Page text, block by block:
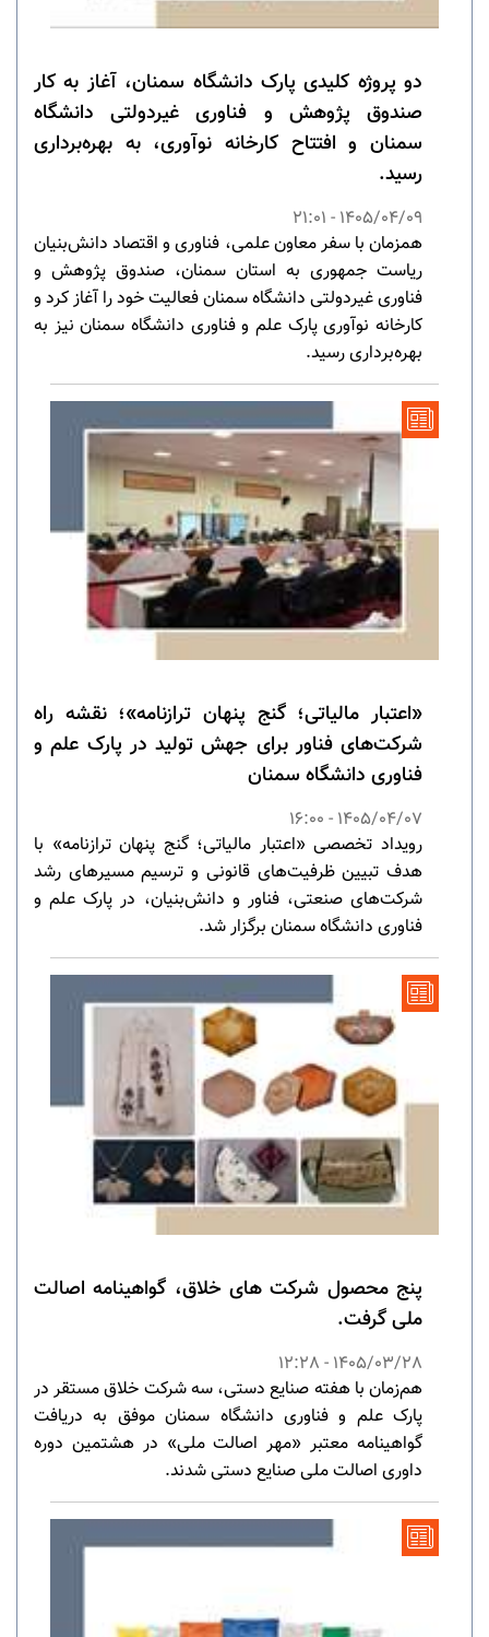
دو پروژه کلیدی پارک دانشگاه سمنان، آغاز به کار
صندوق پژوهش و فناوری غیردولتی دانشگاه
سمنان و افتتاح کارخانه نوآوری، به بهره‌برداری
رسید.
1405/04/09 - 21:01
همزمان با سفر معاون علمی، فناوری و اقتصاد دانش‌بنیان
ریاست جمهوری به استان سمنان، صندوق پژوهش و
فناوری غیردولتی دانشگاه سمنان فعالیت خود را آغاز کرد و
کارخانه نوآوری پارک علم و فناوری دانشگاه سمنان نیز به
بهره‌برداری رسید.
«اعتبار مالیاتی؛ گنج پنهان ترازنامه»؛ نقشه راه
شرکت‌های فناور برای جهش تولید در پارک علم و
فناوری دانشگاه سمنان
1405/04/07 - 16:00
رویداد تخصصی «اعتبار مالیاتی؛ گنج پنهان ترازنامه» با
هدف تبیین ظرفیت‌های قانونی و ترسیم مسیرهای رشد
شرکت‌های صنعتی، فناور و دانش‌بنیان، در پارک علم و
فناوری دانشگاه سمنان برگزار شد.
پنج محصول شرکت های خلاق، گواهینامه اصالت
ملی گرفت.
1405/03/28 - 12:28
هم‌زمان با هفته صنایع دستی، سه شرکت خلاق مستقر در
پارک علم و فناوری دانشگاه سمنان موفق به دریافت
گواهینامه معتبر «مهر اصالت ملی» در هشتمین دوره
داوری اصالت ملی صنایع دستی شدند.